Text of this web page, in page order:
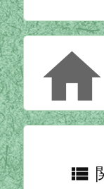

